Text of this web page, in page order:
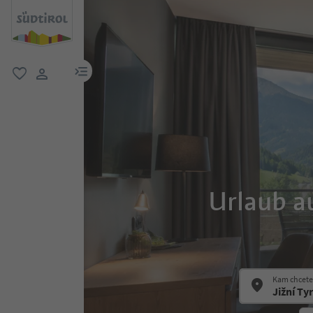
odkaz na menu
Urlaub
Kam